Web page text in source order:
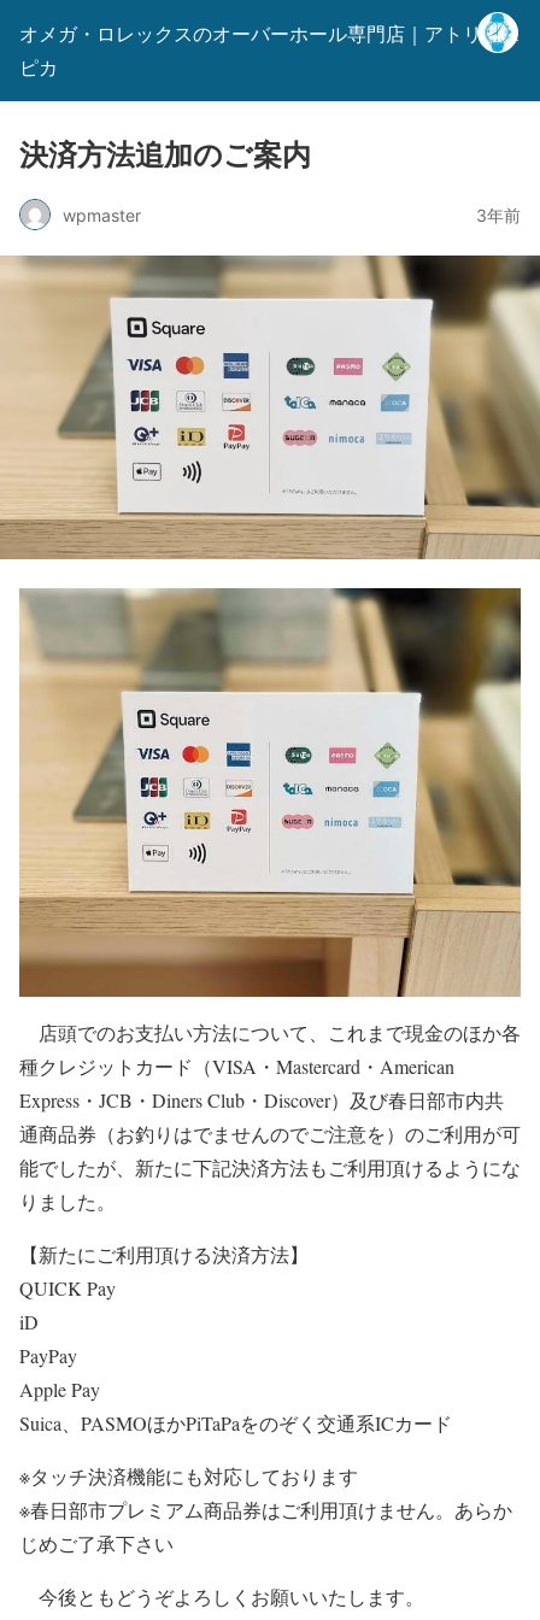
オメガ・ロレックスのオーバーホール専門店｜アトリエス
ピカ
決済方法追加のご案内
wpmaster 3年前
店頭でのお支払い方法について、これまで現金のほか各
種クレジットカード（VISA・Mastercard・American
Express・JCB・Diners Club・Discover）及び春日部市内共
通商品券（お釣りはでませんのでご注意を）のご利用が可
能でしたが、新たに下記決済方法もご利用頂けるようにな
りました。
【新たにご利用頂ける決済方法】
QUICK Pay
iD
PayPay
Apple Pay
Suica、PASMOほかPiTaPaをのぞく交通系ICカード
※タッチ決済機能にも対応しております
※春日部市プレミアム商品券はご利用頂けません。あらか
じめご了承下さい
今後ともどうぞよろしくお願いいたします。